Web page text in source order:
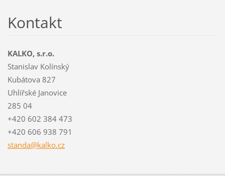
Kontakt
KALKO, s.r.o.
Stanislav Kolínský
Kubátova 827
Uhlířské Janovice
285 04
+420 602 384 473
+420 606 938 791
standa@kalko.cz